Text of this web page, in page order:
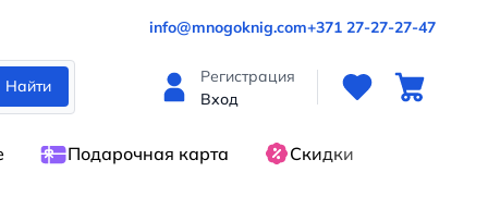
info@mnogoknig.com+371 27-27-27-47
Найти
Регистрация
Вход
Подарочная карта Скидки